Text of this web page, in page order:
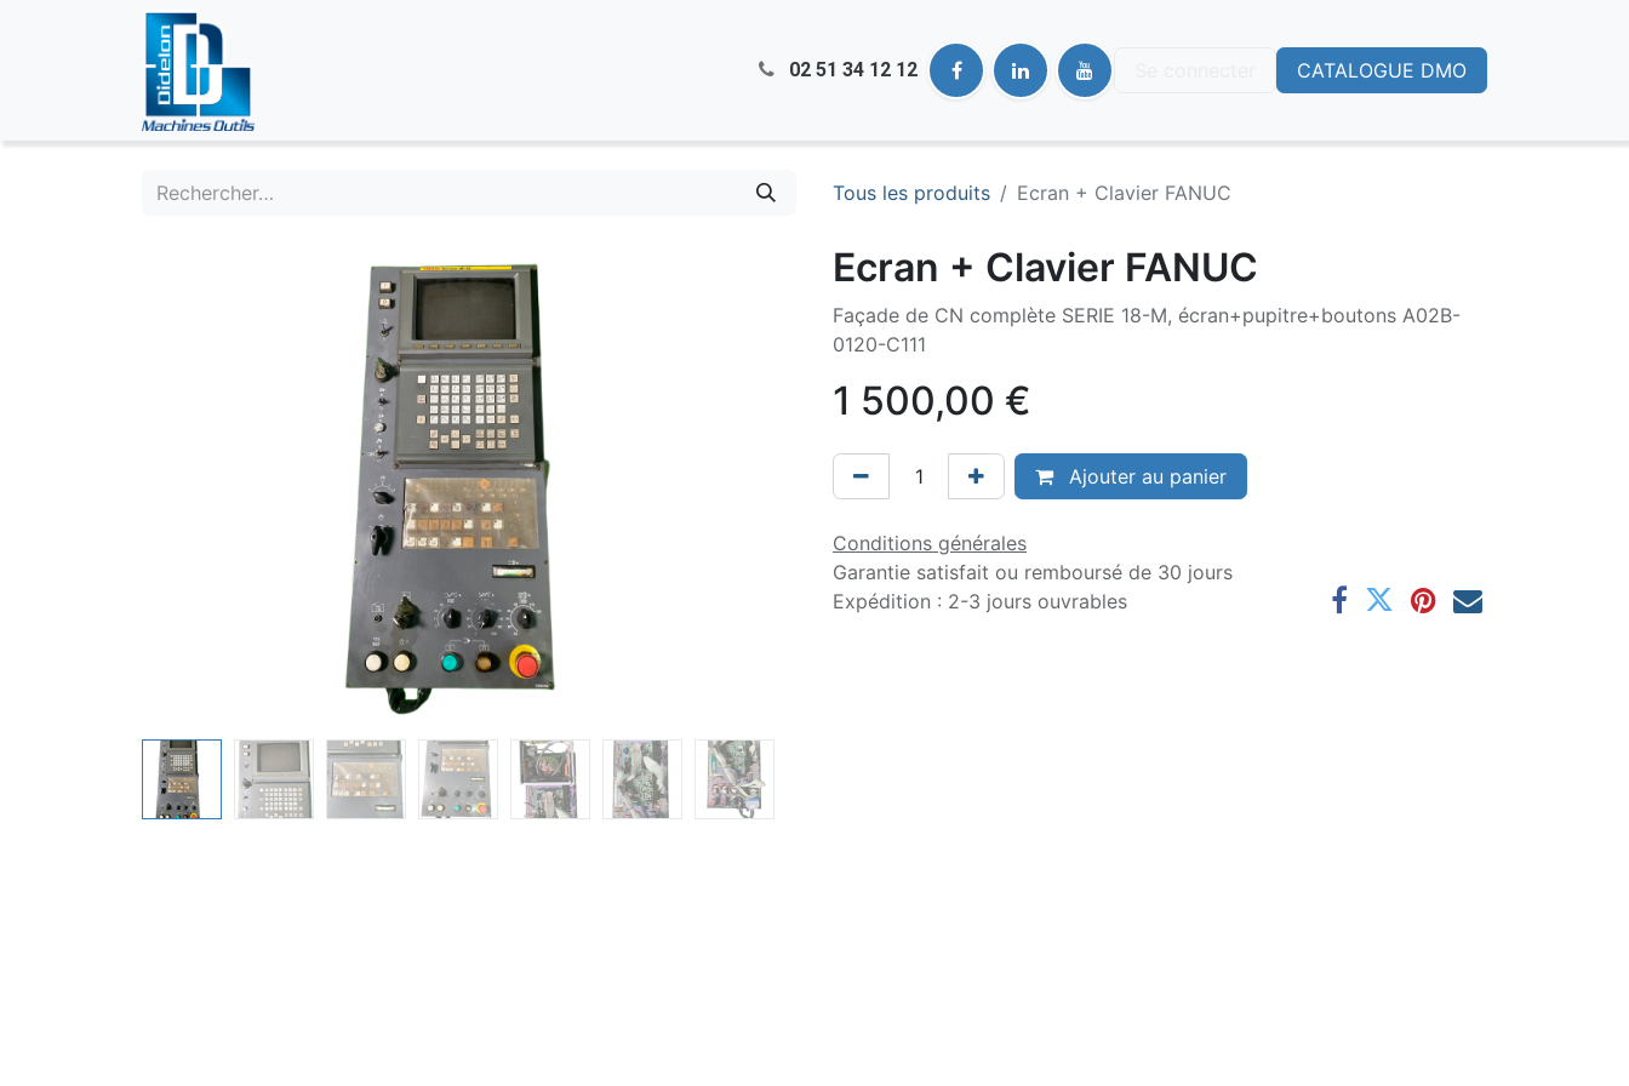
02 51​ 34 12 12 CATALOGUE DMO
Tous les produits Ecran + Clavier FANUC
Ecran + Clavier FANUC
Façade de CN complète SERIE 18-M, écran+pupitre+boutons A02B-
0120-C111
1 500,00 €
Ajouter au panier
Conditions générales
Garantie satisfait ou remboursé de 30 jours
Expédition : 2-3 jours ouvrables